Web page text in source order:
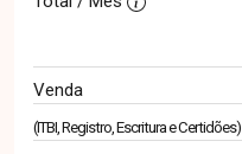
Venda
(ITBI, Registro, Escritura e Certidões)